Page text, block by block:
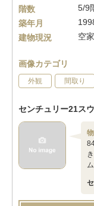
階数
5/9
築年月
建物現況
空家
画像カテゴリ
外観 間取り
センチュリー21ス